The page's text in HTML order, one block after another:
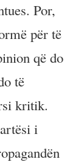
Por,
për të
që do
të
kritik.
i